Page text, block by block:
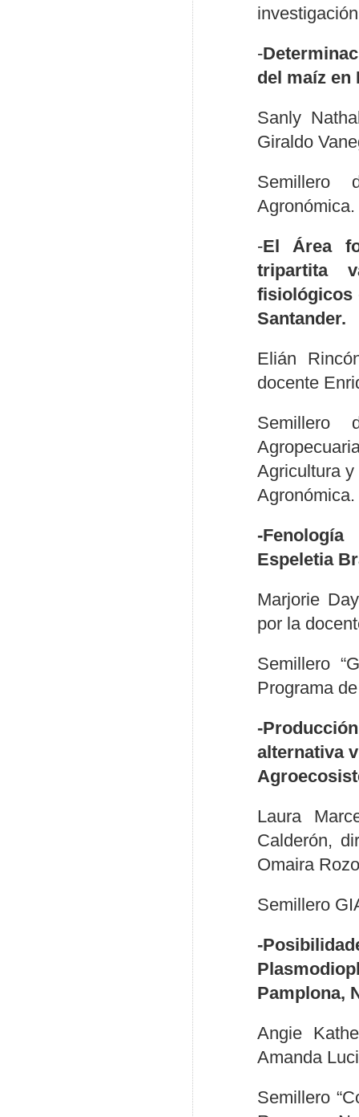
-
del maíz en
Sanly
Giraldo
Semillero
Agronómica.
-El Área
tripartita
fisiológicos
Santander.
Elián
docente
Semillero
Agricultura
Agronómica.
-
Espeletia
Marjorie
por la
Semillero
Programa
-
alternativa
Laura
Calderón,
Omaira
Semillero
-
Pamplona,
Angie
Amanda
Semillero